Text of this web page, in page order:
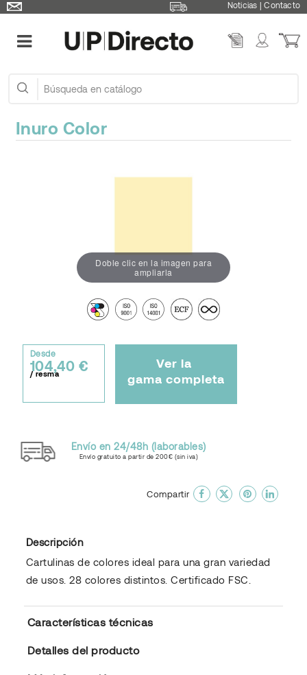
Noticias |Contacto
Inuro Color
Doble clic en la imagen para
ampliarla
Desde
104,40 €
/ resma
Ver la
gama completa
Envío en 24/48h (laborables)
Envío gratuito a partir de 200€ (sin iva)
Compartir
Descripción
Cartulinas de colores ideal para una gran variedad
de usos. 28 colores distintos. Certificado FSC.
Características técnicas
Detalles del producto